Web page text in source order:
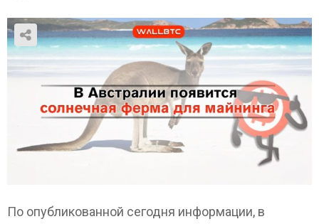
По опубликованной сегодня информации, в